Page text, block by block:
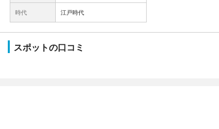
時代 江戸時代
スポットの口コミ